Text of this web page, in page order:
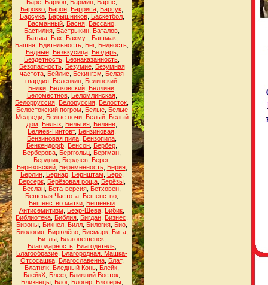
Баре Барков Бармин Барнс
Барокко Барон Барриса Барсук
Барсука, Барышников, Баскетбол,
Басманный Басня Бассано
Бастилия Бастрыкин Баталов
Батька, Бах Бахмут, Башмак,
Башня Бдительность Бег, Бедность
Бедные, Безвкусица, Бездарь,
Бездетность Безнаказанность
Безопасность, Безумие, Безумная
частота Бейлис Бекингэм
Белая
гвардия, Беленкин, Белинский,
Белки, Белковский, Беллини,
Беломестнов, Беломлинская,
Белорруссия Белоруссия Белосток
Белостокский погром
Белые, Белые
Медведи, Белые ночи, Белый, Белый
дом
Белых Бельгия Беляев
Беляев-Гинтовт, Бензиновая
Бензиновая пила Бензопила
Бенкендорф Бенсон Бербер
Берберова Берггольц Бергман
Бердник Бердяев Берег,
Березовский, Беременность, Берия,
Берлин, Бернар, Бернштам Беро,
Берсерк, Берёзовая роща, Берёзы,
Беслан Бета-версия Бетховен
Бешеная Частота Бешенство
Бешенство матки Бешеный
Антисемитизм
Беэр-Шева Бибик
Библиотека Библия Бигдан Бизнес
Бизоны Бикнел Билл Билогия Био
Биология, Бирюлёво, Бисмарк, Бита,
Битлы Благовещенск
Благодарность, Благодетель,
Благообразие Благородная. Машка-
Отсосашка, Благославенна, Блат,
Блатняк Бледный Конь Блейк
БлейкХ Блеф Ближний Восток
Близнецы, Блог, Блогер, Блогеры,